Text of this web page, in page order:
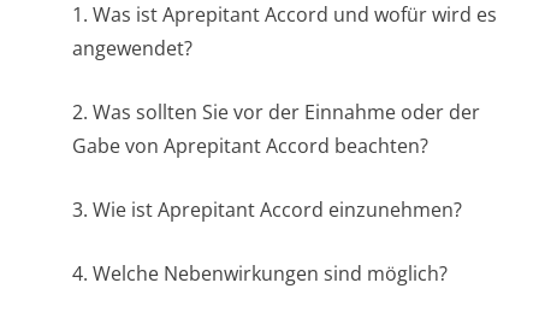
1. Was ist Aprepitant Accord und wofür wird es
angewendet?
2. Was sollten Sie vor der Einnahme oder der
Gabe von Aprepitant Accord beachten?
3. Wie ist Aprepitant Accord einzunehmen?
4. Welche Nebenwirkungen sind möglich?